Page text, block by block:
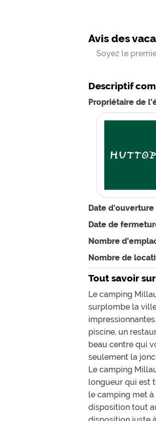
Avis des
Soyez le
Descriptif
Propriétaire de
Date
Date de
Nombre
Nombre de
Tout savoir
Le camping
surplombe la
piscine, un
beau centre qui
seulement la
Le camping
longueur qui est
le camping met
disposition tout